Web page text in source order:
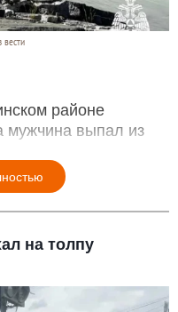
вести
районе
мужчина выпал из
на толпу